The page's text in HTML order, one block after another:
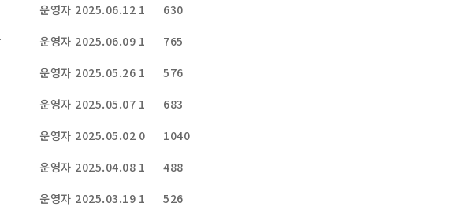
운영자 2025.06.12 1
630
운영자 2025.06.09 1
765
운영자 2025.05.26 1
576
운영자 2025.05.07 1
683
운영자 2025.05.02 0
1040
운영자 2025.04.08 1
488
운영자 2025.03.19 1 526